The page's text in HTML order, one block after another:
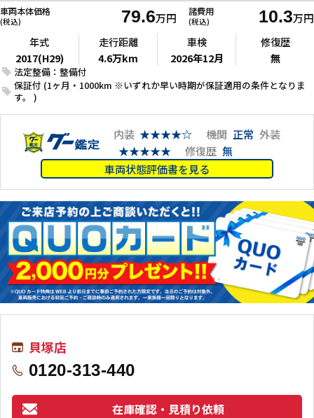
車両本体価格
(税込) 79.6万円 諸費用
(税込) 10.3万円
法定整備：整備付
保証付 (1ヶ月・1000km ※いずれか早い時期が保証適用の条件となりま
す。 )
年式
2017(H29)
走行距離
4.6万km
車検
2026年12月
修復歴
無
内装 ★★★★☆ 機関 正常 外装
★★★★★
修復歴 無
車両状態評価書を見る
貝塚店
0120-313-440
在庫確認・見積り依頼